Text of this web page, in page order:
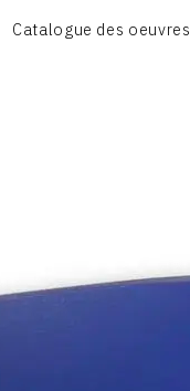
Catalogue des oeuvres